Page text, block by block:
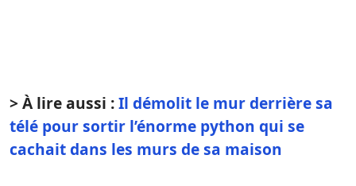
> À lire aussi :Il démolit le mur derrière sa
télé pour sortir l’énorme python qui se
cachait dans les murs de sa maison